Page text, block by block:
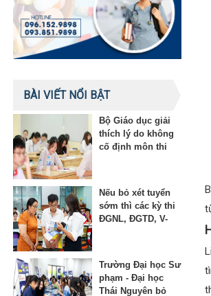
BÀI VIẾT NỔI BẬT
Bộ Giáo dục giải
thích lý do không
cố định môn thi
Nếu bỏ xét tuyển
sớm thì các kỳ thi
ĐGNL, ĐGTD, V-
Trường Đại học Sư
phạm - Đại học
Thái Nguyên bỏ